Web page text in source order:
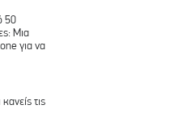
50
Μια
για να
τις